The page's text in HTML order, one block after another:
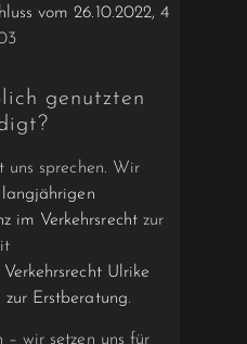
vom 26.10.2022, 4
genutzten
uns sprechen. Wir
langjährigen
im Verkehrsrechtzur
Ulrike
zur Erstberatung.
– wir setzen uns für